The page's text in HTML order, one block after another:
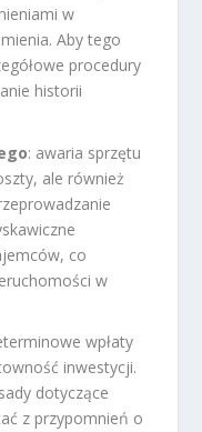
w
Aby tego
procedury
historii
: awaria sprzętu
ale również
co
w
wpłaty
inwestycji.
dotyczące
z przypomnień o